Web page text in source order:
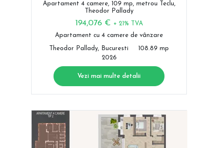
Apartament 4 camere, 109 mp, metrou Teclu,
Theodor Pallady
194,076 € + 21% TVA
Apartament cu 4 camere de vânzare
Theodor Pallady, Bucuresti
108.89 mp
2026
Vezi mai multe detalii